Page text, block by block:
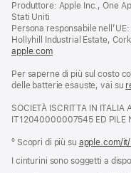
Produttore: Apple Inc., One
Stati Uniti
Persona responsabile
Hollyhill Industrial Estate,
apple.com(si
una
nuova
Per saperne di più sul costo
delle batterie esauste, vai su
SOCIETÀ ISCRITTA IN ITALIA
IT12040000007545 ED PILE
º Scopri di più su apple.com/
I cinturini sono soggetti a